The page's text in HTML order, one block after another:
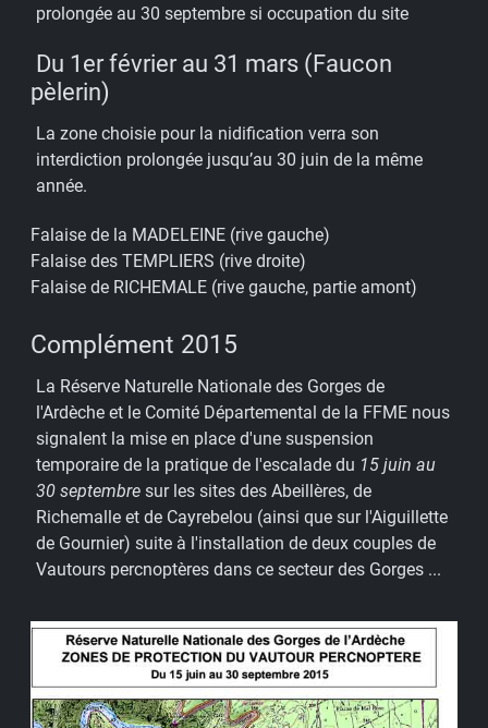
prolongée au 30 septembre si occupation du site
Du 1er février au 31 mars (Faucon
pèlerin)
La zone choisie pour la nidification verra son
interdiction prolongée jusqu’au 30 juin de la même
année.
Falaise de la MADELEINE (rive gauche)
Falaise des TEMPLIERS (rive droite)
Falaise de RICHEMALE (rive gauche, partie amont)
Complément 2015
La Réserve Naturelle Nationale des Gorges de
l'Ardèche et le Comité Départemental de la FFME nous
signalent la mise en place d'une suspension
temporaire de la pratique de l'escalade du 15 juin au
30 septembre sur les sites des Abeillères, de
Richemalle et de Cayrebelou (ainsi que sur l'Aiguillette
de Gournier) suite à l'installation de deux couples de
Vautours percnoptères dans ce secteur des Gorges ...